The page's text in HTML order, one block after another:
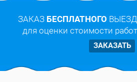
ЗАКАЗ БЕСПЛАТНОГО
для оценки стоимости
ЗАКАЗАТЬ